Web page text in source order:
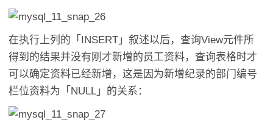
在执行上列的「INSERT」叙述以后，查询View元件所
得到的结果并没有刚才新增的员工资料，查询表格时才
可以确定资料已经新增，这是因为新增纪录的部门编号
栏位资料为「NULL」的关系：